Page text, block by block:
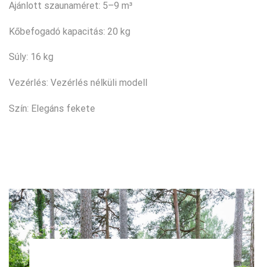
Ajánlott szaunaméret: 5–9 m³
Kőbefogadó kapacitás: 20 kg
Súly: 16 kg
Vezérlés: Vezérlés nélküli modell
Szín: Elegáns fekete